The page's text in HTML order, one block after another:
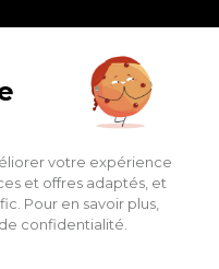
de vente